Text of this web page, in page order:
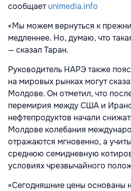
сообщаетunimedia.info
«Мы можем вернуться к
медленнее. Но, думаю, что
— сказал Таран.
Руководитель НАРЭ также
на мировых рынках могут
Молдове. Он отметил, что
перемирия между США и
нефтепродуктов начали
Молдове колебания
отражаются мгновенно, а
среднюю семидневную
условиях чрезвычайного
«Сегодняшние цены основаны